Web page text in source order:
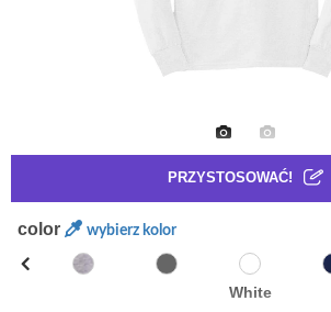
PRZYSTOSOWAĆ!
color wybierz kolor
White